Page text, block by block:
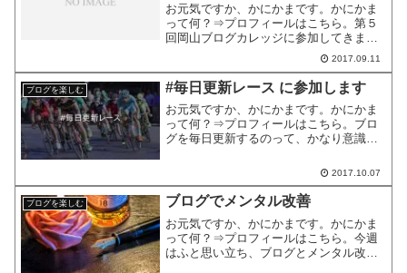
お元気ですか、かにかまです。かにかま
って何？⇒プロフィールはこちら。第５
回岡山ブログカレッジに参加してきまし
た。今回のテーマは、バズ体験。「バズ
って何？良いことなの、悪いことな
の？」といったことを勉強しました。講
師は『パパンダの年子育児ライ...
2017.09.11
ブログを楽しむ #毎日更新レース に参加します
お元気ですか、かにかまです。かにかま
って何？⇒プロフィールはこちら。ブロ
グを毎日更新するのって、かなり意識し
できていません。その理由としては、主
に３つ。 時間がない ネタがない やる気
がないセールスレター...
2017.10.07
ブログを楽しむ ブログでメンタル改善
お元気ですか、かにかまです。かにかま
って何？⇒プロフィールはこちら。今週
はふと思い立ち、ブログとメンタル改善